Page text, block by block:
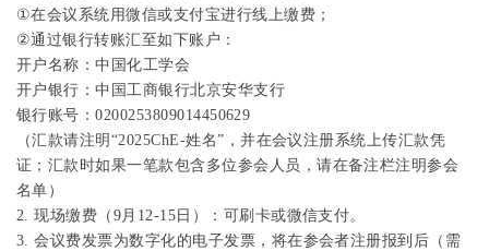
①在会议系统用微信或支付宝进行线上缴费；
②通过银行转账汇至如下账户：
开户名称：中国化工学会
开户银行：中国工商银行北京安华支行
银行账号：0200253809014450629
（汇款请注明 “2025ChE-姓名” ，并在会议注册系统上传汇款凭
证；汇款时如果一笔款包含多位参会人员，请在备注栏注明参会
名单）
2.现场缴费（ 9月 12-15 日）：可刷卡或微信支付。
3.会议费发票为数字化的电子发票，将在参会者注册报到后（需